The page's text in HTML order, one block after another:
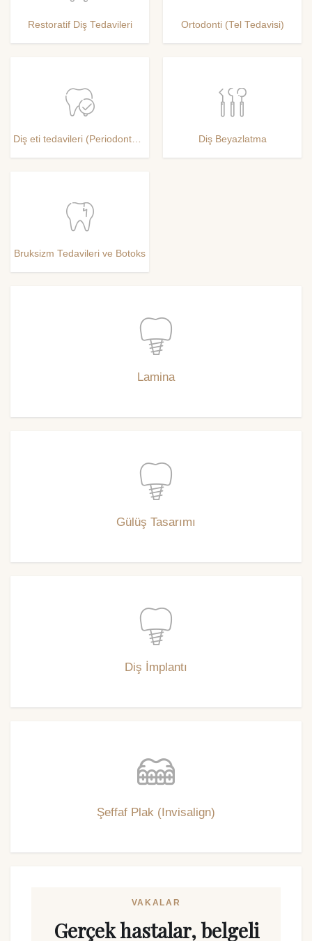
Restoratif Diş Tedavileri Ortodonti (Tel Tedavisi)
Diş Beyazlatma
Bruksizm Tedavileri ve Botoks
Lamina
Gülüş Tasarımı
Diş İmplantı
Şeffaf Plak (Invisalign)
VAKALAR
Gerçek hastalar, belgeli